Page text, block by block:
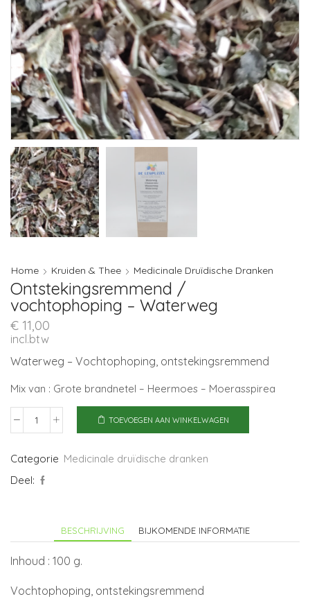
Home Kruiden & Thee Medicinale Druïdische Dranken
Ontstekingsremmend /
vochtophoping – Waterweg
€ 11,00
incl.btw
Waterweg – Vochtophoping, ontstekingsremmend
Mix van : Grote brandnetel – Heermoes – Moerasspirea
Ontstekingsremmend
vochtophoping
Waterweg
TOEVOEGEN AAN WINKELWAGEN
Categorie Medicinale druïdische dranken
Deel:
BESCHRIJVING BIJKOMENDE INFORMATIE
Inhoud : 100 g.
Vochtophoping, ontstekingsremmend